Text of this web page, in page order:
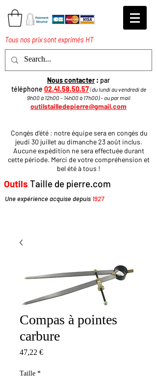
Tous nos prix sont exprimés HT
Nous contacter: par
téléphone 02.41.58.50.57 (du lundi au vendredi de
9h00 à 12h00 - 14h00 à 17h00)​ - ou par mail
outilstailledepierre@gmail.com
Congés d'été : notre équipe sera en congés du
jeudi 30 juillet au dimanche 23 août inclus.
Aucune expédition ne sera effectuée durant
cette période. Merci de votre compréhension et
bel été à tous !
Outils Taille de pierre.com
Une expérience acquise depuis 1927
Compas à pointes
carbure
47,22 €Prix
Taille *